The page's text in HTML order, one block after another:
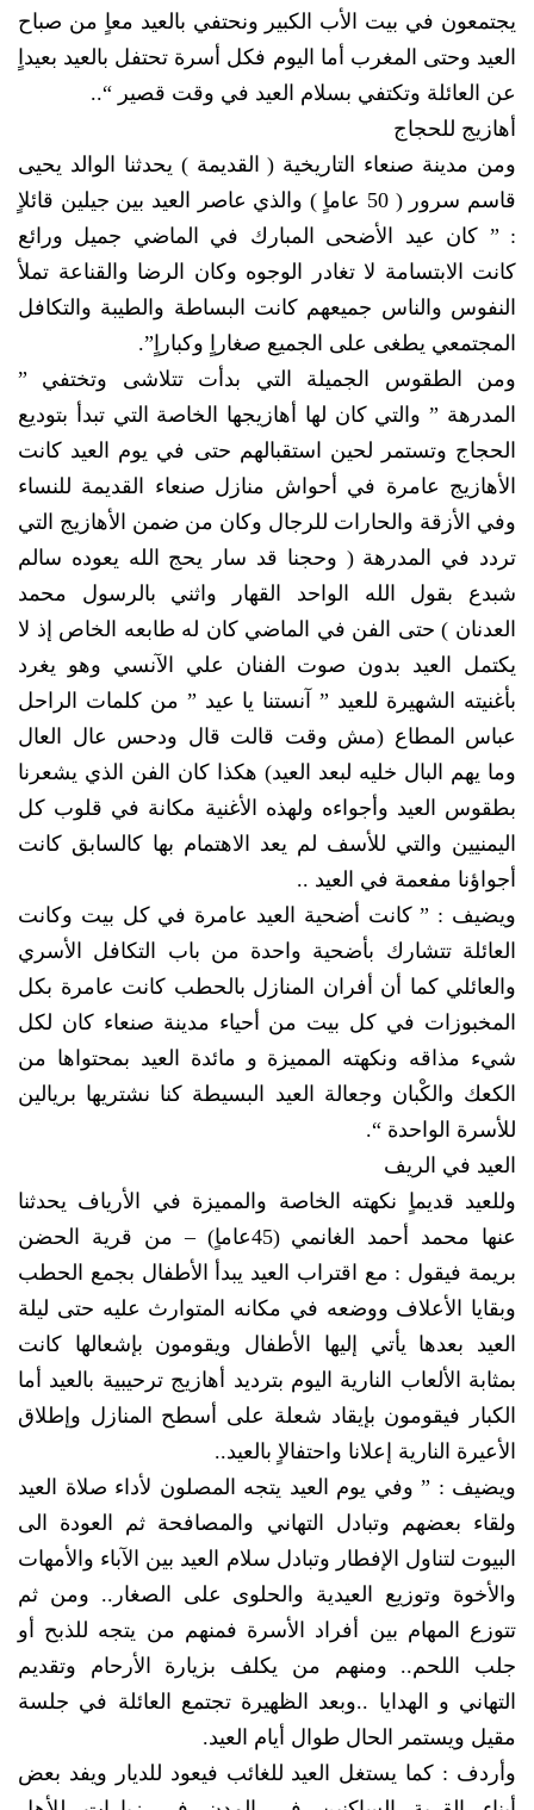
يجتمعون في بيت الأب الكبير ونحتفي بالعيد معاٍ من صباح
العيد وحتى المغرب أما اليوم فكل أسرة تحتفل بالعيد بعيداٍ
عن العائلة وتكتفي بسلام العيد في وقت قصير “..
أهازيج للحجاج
ومن مدينة صنعاء التاريخية ( القديمة ) يحدثنا الوالد يحيى
قاسم سرور ( 50 عاماٍ ) والذي عاصر العيد بين جيلين قائلاٍ
: ” كان عيد الأضحى المبارك في الماضي جميل ورائع
كانت الابتسامة لا تغادر الوجوه وكان الرضا والقناعة تملأ
النفوس والناس جميعهم كانت البساطة والطيبة والتكافل
المجتمعي يطغى على الجميع صغاراٍ وكباراٍ”.
ومن الطقوس الجميلة التي بدأت تتلاشى وتختفي ”
المدرهة ” والتي كان لها أهازيجها الخاصة التي تبدأ بتوديع
الحجاج وتستمر لحين استقبالهم حتى في يوم العيد كانت
الأهازيج عامرة في أحواش منازل صنعاء القديمة للنساء
وفي الأزقة والحارات للرجال وكان من ضمن الأهازيج التي
تردد في المدرهة ( وحجنا قد سار يحج الله يعوده سالم
شبدع بقول الله الواحد القهار واثني بالرسول محمد
العدنان ) حتى الفن في الماضي كان له طابعه الخاص إذ لا
يكتمل العيد بدون صوت الفنان علي الآنسي وهو يغرد
بأغنيته الشهيرة للعيد ” آنستنا يا عيد ” من كلمات الراحل
عباس المطاع (مش وقت قالت قال ودحس عال العال
وما يهم البال خليه لبعد العيد) هكذا كان الفن الذي يشعرنا
بطقوس العيد وأجواءه ولهذه الأغنية مكانة في قلوب كل
اليمنيين والتي للأسف لم يعد الاهتمام بها كالسابق كانت
أجواؤنا مفعمة في العيد ..
ويضيف : ” كانت أضحية العيد عامرة في كل بيت وكانت
العائلة تتشارك بأضحية واحدة من باب التكافل الأسري
والعائلي كما أن أفران المنازل بالحطب كانت عامرة بكل
المخبوزات في كل بيت من أحياء مدينة صنعاء كان لكل
شيء مذاقه ونكهته المميزة و مائدة العيد بمحتواها من
الكعك والكْبان وجعالة العيد البسيطة كنا نشتريها بريالين
للأسرة الواحدة “.
العيد في الريف
وللعيد قديماٍ نكهته الخاصة والمميزة في الأرياف يحدثنا
عنها محمد أحمد الغانمي (45عاماٍ) – من قرية الحضن
بريمة فيقول : مع اقتراب العيد يبدأ الأطفال بجمع الحطب
وبقايا الأعلاف ووضعه في مكانه المتوارث عليه حتى ليلة
العيد بعدها يأتي إليها الأطفال ويقومون بإشعالها كانت
بمثابة الألعاب النارية اليوم بترديد أهازيج ترحيبية بالعيد أما
الكبار فيقومون بإيقاد شعلة على أسطح المنازل وإطلاق
الأعيرة النارية إعلانا واحتفالاٍ بالعيد..
ويضيف : ” وفي يوم العيد يتجه المصلون لأداء صلاة العيد
ولقاء بعضهم وتبادل التهاني والمصافحة ثم العودة الى
البيوت لتناول الإفطار وتبادل سلام العيد بين الآباء والأمهات
والأخوة وتوزيع العيدية والحلوى على الصغار.. ومن ثم
تتوزع المهام بين أفراد الأسرة فمنهم من يتجه للذبح أو
جلب اللحم.. ومنهم من يكلف بزيارة الأرحام وتقديم
التهاني و الهدايا ..وبعد الظهيرة تجتمع العائلة في جلسة
مقيل ويستمر الحال طوال أيام العيد.
وأردف : كما يستغل العيد للغائب فيعود للديار ويفد بعض